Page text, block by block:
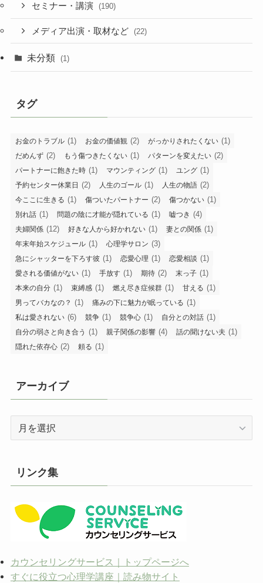
セミナー・講演 (190)
メディア出演・取材など (22)
未分類 (1)
タグ
お金のトラブル (1) お金の価値観 (2) がっかりされたくない (1)
だめんず (2) もう傷つきたくない (1) パターンを変えたい (2)
パートナーに飽きた時 (1) マウンティング (1) ユング (1)
予約センター休業日 (2) 人生のゴール (1) 人生の物語 (2)
今ここに生きる (1) 傷ついたパートナー (2) 傷つかない (1)
別れ話 (1) 問題の陰に才能が隠れている (1) 嘘つき (4)
夫婦関係 (12) 好きな人から好かれない (1) 妻との関係 (1)
年末年始スケジュール (1) 心理学サロン (3)
急にシャッターを下ろす彼 (1) 恋愛心理 (1) 恋愛相談 (1)
愛される価値がない (1) 手放す (1) 期待 (2) 末っ子 (1)
本来の自分 (1) 束縛感 (1) 燃え尽き症候群 (1) 甘える (1)
男ってバカなの？ (1) 痛みの下に魅力が眠っている (1)
私は愛されない (6) 競争 (1) 競争心 (1) 自分との対話 (1)
自分の弱さと向き合う (1) 親子関係の影響 (4) 話の聞けない夫 (1)
隠れた依存心 (2) 頼る (1)
アーカイブ
イ
リンク集
カウンセリングサービス｜トップページへ
すぐに役立つ心理学講座｜読み物サイト